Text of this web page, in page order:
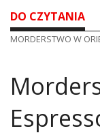
DO CZYTANIA
MORDERSTWO W